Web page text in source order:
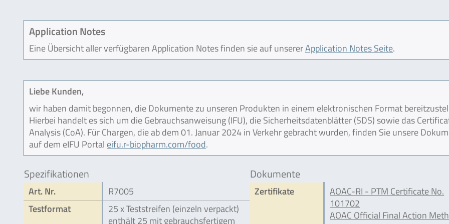
Application Notes
Eine Übersicht aller verfügbaren Application Notes finden sie auf unsererApplication Notes Seite.
Liebe Kunden,
wir haben damit begonnen, die Dokumente zu unseren Produkten in einem elektronischen Format
Hierbei handelt es sich um die Gebrauchsanweisung (IFU), die Sicherheitsdatenblätter (SDS) sowie das
Analysis (CoA). Für Chargen, die ab dem 01. Januar 2024 in Verkehr gebracht wurden, finden Sie unsere
auf dem eIFU Portal eifu.r-biopharm.com/food.
Spezifikationen
Art. Nr.
R7005
Testformat
25 x Teststreifen (einzeln verpackt)
enthält 25 mit gebrauchsfertigem
Dokumente
Zertifikate
AOAC-RI - PTM Certificate No.
101702
AOAC Official Final Action